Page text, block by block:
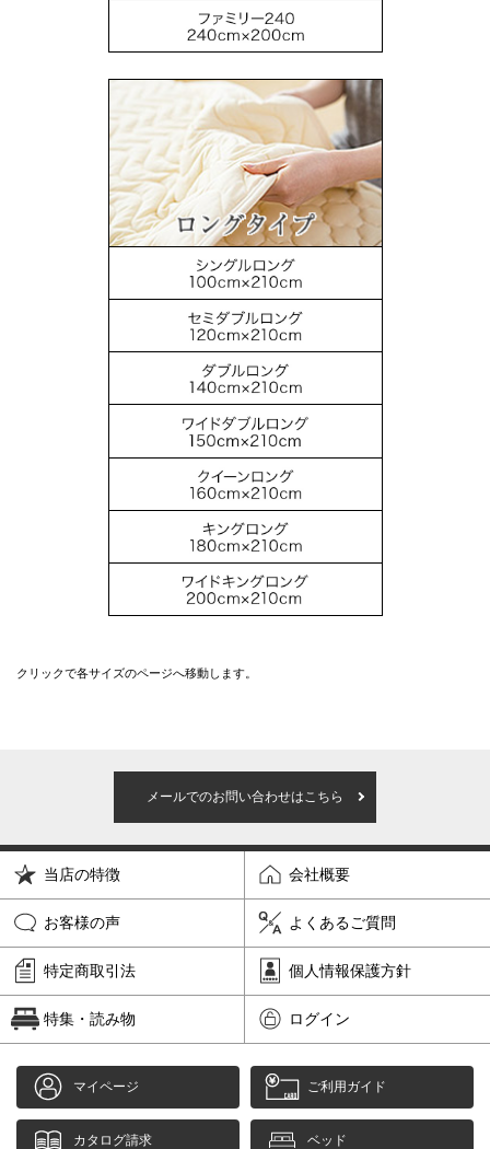
クリックで各サイズのページへ移動します。
メールでのお問い合わせはこちら
当店の特徴 会社概要
お客様の声 よくあるご質問
特定商取引法 個人情報保護方針
特集・読み物 ログイン
マイページ ご利用ガイド
カタログ請求 ベッド